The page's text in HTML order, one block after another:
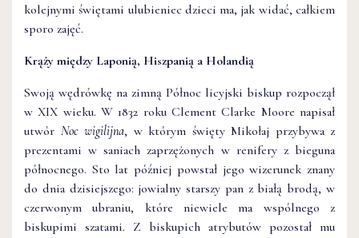
kolejnymi świętami ulubieniec dzieci ma, jak widać, całkiem
sporo zajęć.
Krąży między Laponią, Hiszpanią a Holandią
Swoją wędrówkę na zimną Północ licyjski biskup rozpoczął
w XIX wieku. W 1832 roku Clement Clarke Moore napisał
utwór Noc wigilijna, w którym święty Mikołaj przybywa z
prezentami w saniach zaprzężonych w renifery z bieguna
północnego. Sto lat później powstał jego wizerunek znany
do dnia dzisiejszego: jowialny starszy pan z białą brodą, w
czerwonym ubraniu, które niewiele ma wspólnego z
biskupimi szatami. Z biskupich atrybutów pozostał mu